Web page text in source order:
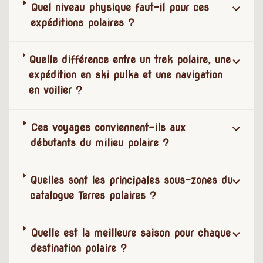
Quel niveau physique faut-il pour ces
expéditions polaires ?
Quelle différence entre un trek polaire, une
expédition en ski pulka et une navigation
en voilier ?
Ces voyages conviennent-ils aux
débutants du milieu polaire ?
Quelles sont les principales sous-zones du
catalogue Terres polaires ?
Quelle est la meilleure saison pour chaque
destination polaire ?